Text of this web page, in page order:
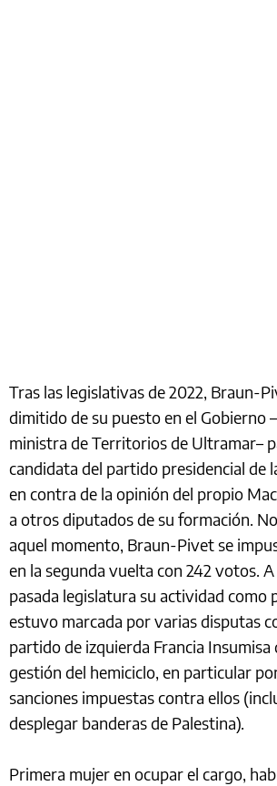
Tras las legislativas de 2022, Braun-
dimitido de su puesto en el Gobierno
ministra de Territorios de Ultramar–
candidata del partido presidencial de
en contra de la opinión del propio
a otros diputados de su formación.
aquel momento, Braun-Pivet se
en la segunda vuelta con 242 votos.
pasada legislatura su actividad como
estuvo marcada por varias disputas
partido de izquierda Francia Insumisa
gestión del hemiciclo, en particular
sanciones impuestas contra ellos
desplegar banderas de Palestina).
Primera mujer en ocupar el cargo,